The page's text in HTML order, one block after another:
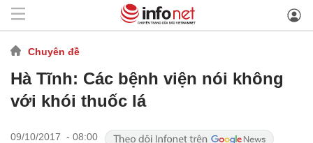
Chuyên đề
Hà Tĩnh: Các bệnh viện nói không
với khói thuốc lá
09/10/2017 - 08:00